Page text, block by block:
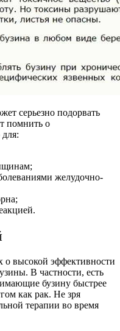
серьезно подорвать
помнить о
желудочно-
о высокой эффективности
В частности, есть
бузину быстрее
как рак. Не зря
терапии во время